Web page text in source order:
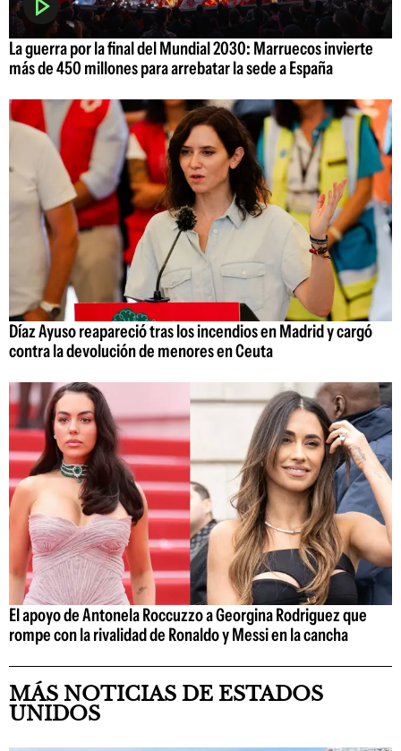
La guerra por la final del Mundial 2030: Marruecos invierte
más de 450 millones para arrebatar la sede a España
Díaz Ayuso reapareció tras los incendios en Madrid y cargó
contra la devolución de menores en Ceuta
El apoyo de Antonela Roccuzzo a Georgina Rodriguez que
rompe con la rivalidad de Ronaldo y Messi en la cancha
MÁS NOTICIAS DE ESTADOS
UNIDOS